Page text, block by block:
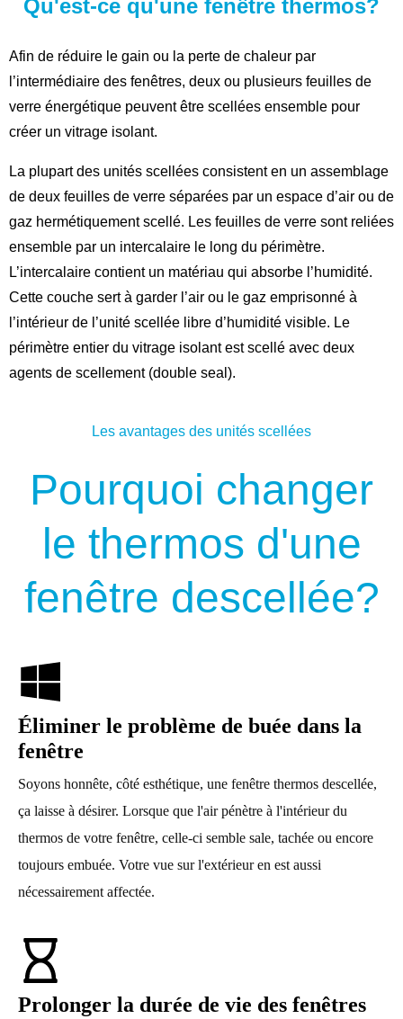
Qu'est-ce qu'une fenêtre thermos?
Afin de réduire le gain ou la perte de chaleur par
l’intermédiaire des fenêtres, deux ou plusieurs feuilles de
verre énergétique peuvent être scellées ensemble pour
créer un vitrage isolant.
La plupart des unités scellées consistent en un assemblage
de deux feuilles de verre séparées par un espace d’air ou de
gaz hermétiquement scellé. Les feuilles de verre sont reliées
ensemble par un intercalaire le long du périmètre.
L’intercalaire contient un matériau qui absorbe l’humidité.
Cette couche sert à garder l’air ou le gaz emprisonné à
l’intérieur de l’unité scellée libre d’humidité visible. Le
périmètre entier du vitrage isolant est scellé avec deux
agents de scellement (double seal).
Les avantages des unités scellées
Pourquoi changer
le thermos d'une
fenêtre descellée?
Éliminer le problème de buée dans la
fenêtre
Soyons honnête, côté esthétique, une fenêtre thermos descellée,
ça laisse à désirer. Lorsque que l'air pénètre à l'intérieur du
thermos de votre fenêtre, celle-ci semble sale, tachée ou encore
toujours embuée. Votre vue sur l'extérieur en est aussi
nécessairement affectée.
Prolonger la durée de vie des fenêtres